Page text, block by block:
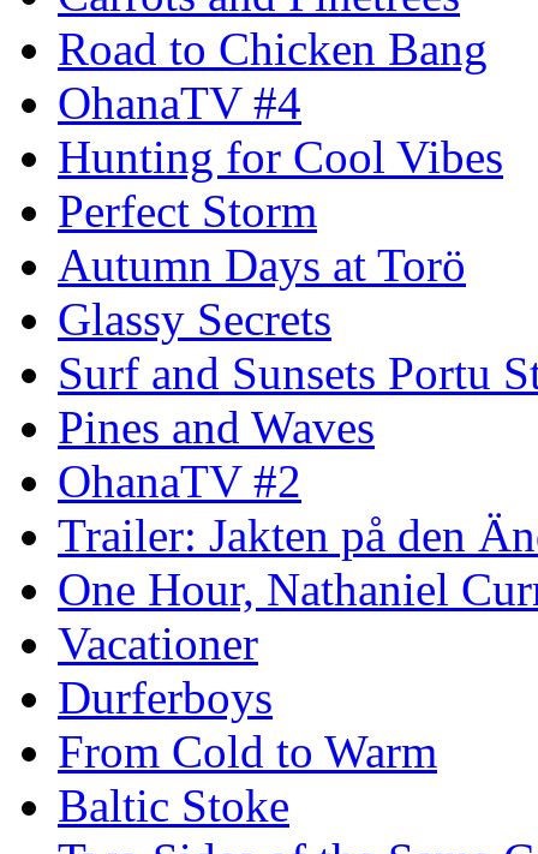
Road to Chicken Bang
OhanaTV #4
Hunting for Cool Vibes
Perfect Storm
Autumn Days at Torö
Glassy Secrets
Surf and Sunsets Portu
Pines and Waves
OhanaTV #2
Trailer: Jakten på den
One Hour, Nathaniel
Vacationer
Durferboys
From Cold to Warm
Baltic Stoke